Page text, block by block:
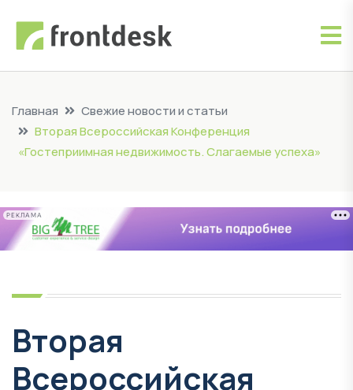
Главная
Свежие новости и статьи
Вторая Всероссийская Конференция
«Гостеприимная недвижимость. Слагаемые успеха»
РЕКЛАМА
Вторая
Всероссийская